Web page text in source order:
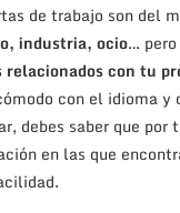
de trabajo son del
industria, ocio…
relacionados con tu
con el idioma y
debes saber que por
en las que